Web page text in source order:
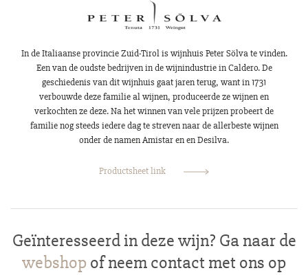
In de Italiaanse provincie Zuid-Tirol is wijnhuis Peter Sölva te vinden.
Een van de oudste bedrijven in de wijnindustrie in Caldero. De
geschiedenis van dit wijnhuis gaat jaren terug, want in 1731
verbouwde deze familie al wijnen, produceerde ze wijnen en
verkochten ze deze. Na het winnen van vele prijzen probeert de
familie nog steeds iedere dag te streven naar de allerbeste wijnen
onder de namen Amistar en en Desilva.
Productsheet link
Geïnteresseerd in deze wijn? Ga naar de
webshop of neem contact met ons op